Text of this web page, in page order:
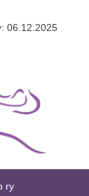
06.12.2025
ry